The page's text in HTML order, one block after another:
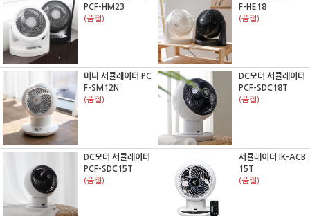
PCF-HM23
(품절)
F-HE18
(품절)
미니 서큘레이터 PC
F-SM12N
(품절)
DC모터 서큘레이터
PCF-SDC18T
(품절)
DC모터 서큘레이터
PCF-SDC15T
(품절)
서큘레이터 IK-ACB
15T
(품절)